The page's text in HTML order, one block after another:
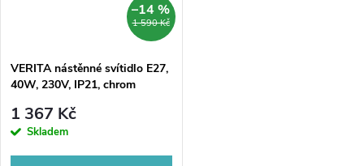
1 590 Kč
–14 %
VERITA nástěnné svítidlo E27,
40W, 230V, IP21, chrom
1 367 Kč
Skladem